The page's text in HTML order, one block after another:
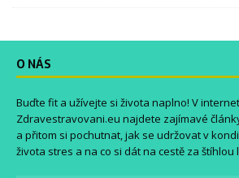
O NÁS
Buďte fit a užívejte si života naplno! V
Zdravestravovani.eu najdete zajímavé
a přitom si pochutnat, jak se udržovat v
života stres a na co si dát na cestě za štíhlou